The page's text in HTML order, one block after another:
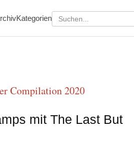
Kategorien
mit The Last But